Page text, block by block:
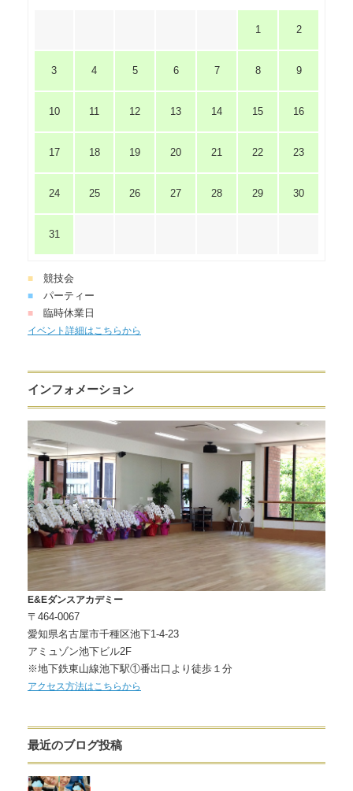
1 2
3 4 5 6 7 8 9
10 11 12 13 14 15 16
17 18 19 20 21 22 23
24 25 26 27 28 29 30
31
■ 競技会
■ パーティー
■ 臨時休業日
イベント詳細はこちらから
インフォメーション
E&Eダンスアカデミー
〒464-0067
愛知県名古屋市千種区池下1-4-23
アミュゾン池下ビル2F
※地下鉄東山線池下駅①番出口より徒歩１分
アクセス方法はこちらから
最近のブログ投稿